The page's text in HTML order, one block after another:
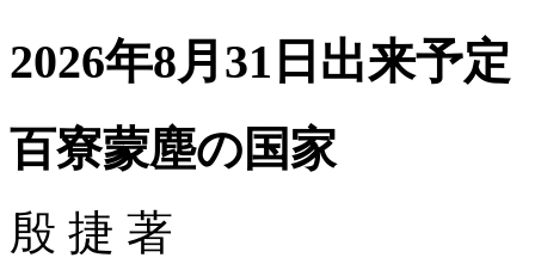
2026年8月31日出来予定
百寮蒙塵の国家
殷 捷 著